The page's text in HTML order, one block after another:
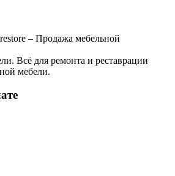
– Продажа мебельной
Всё для ремонта и реставрации
мебели.